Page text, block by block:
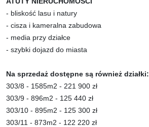
- bliskość lasu i natury
- cisza i kameralna zabudowa
- media przy działce
- szybki dojazd do miasta
Na sprzedaż dostępne są również działki:
303/8 - 1585m2 - 221 900 zł
303/9 - 896m2 - 125 440 zł
303/10 - 895m2 - 125 300 zł
303/11 - 873m2 - 122 220 zł